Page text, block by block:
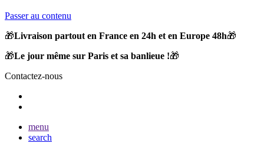
Passer au contenu
🎁Livraison partout en France en 24h et en Europe 48h🎁
🎁Le jour même sur Paris et sa banlieue !🎁
Contactez-nous
menu
search